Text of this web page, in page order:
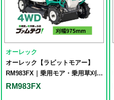
オーレック
オーレック【ラビットモアー】
RM983FX｜乗用モア・乗用草刈り
機
RM983FX